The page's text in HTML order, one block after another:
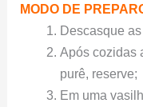
MODO DE
Descasque
Após cozidas
purê, reserve;
Em uma